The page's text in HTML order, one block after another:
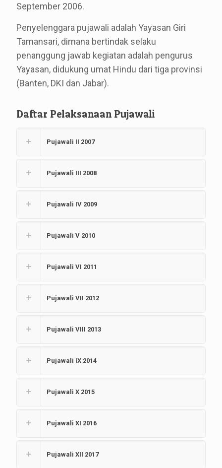
September 2006.
Penyelenggara pujawali adalah Yayasan Giri
Tamansari, dimana bertindak selaku
penanggung jawab kegiatan adalah pengurus
Yayasan, didukung umat Hindu dari tiga provinsi
(Banten, DKI dan Jabar).
Daftar Pelaksanaan Pujawali
Pujawali II 2007
Pujawali III 2008
Pujawali IV 2009
Pujawali V 2010
Pujawali VI 2011
Pujawali VII 2012
Pujawali VIII 2013
Pujawali IX 2014
Pujawali X 2015
Pujawali XI 2016
Pujawali XII 2017